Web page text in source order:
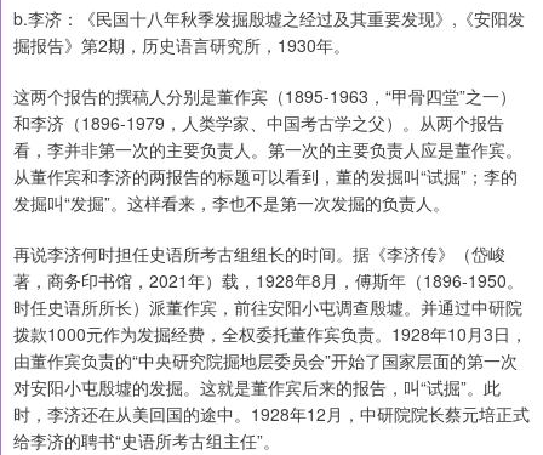
b.李济：《民国十八年秋季发掘殷墟之经过及其重要发现》,《安阳发
掘报告》第2期，历史语言研究所，1930年。
这两个报告的撰稿人分别是董作宾（1895-1963，“甲骨四堂”之一）
和李济（1896-1979，人类学家、中国考古学之父）。从两个报告
看，李并非第一次的主要负责人。第一次的主要负责人应是董作宾。
从董作宾和李济的两报告的标题可以看到，董的发掘叫“试掘”；李的
发掘叫“发掘”。这样看来，李也不是第一次发掘的负责人。
再说李济何时担任史语所考古组组长的时间。据《李济传》（岱峻
著，商务印书馆，2021年）载，1928年8月，傅斯年（1896-1950。
时任史语所所长）派董作宾，前往安阳小屯调查殷墟。并通过中研院
拨款1000元作为发掘经费，全权委托董作宾负责。1928年10月3日，
由董作宾负责的“中央研究院掘地层委员会”开始了国家层面的第一次
对安阳小屯殷墟的发掘。这就是董作宾后来的报告，叫“试掘”。此
时，李济还在从美回国的途中。1928年12月，中研院院长蔡元培正式
给李济的聘书“史语所考古组主任”。